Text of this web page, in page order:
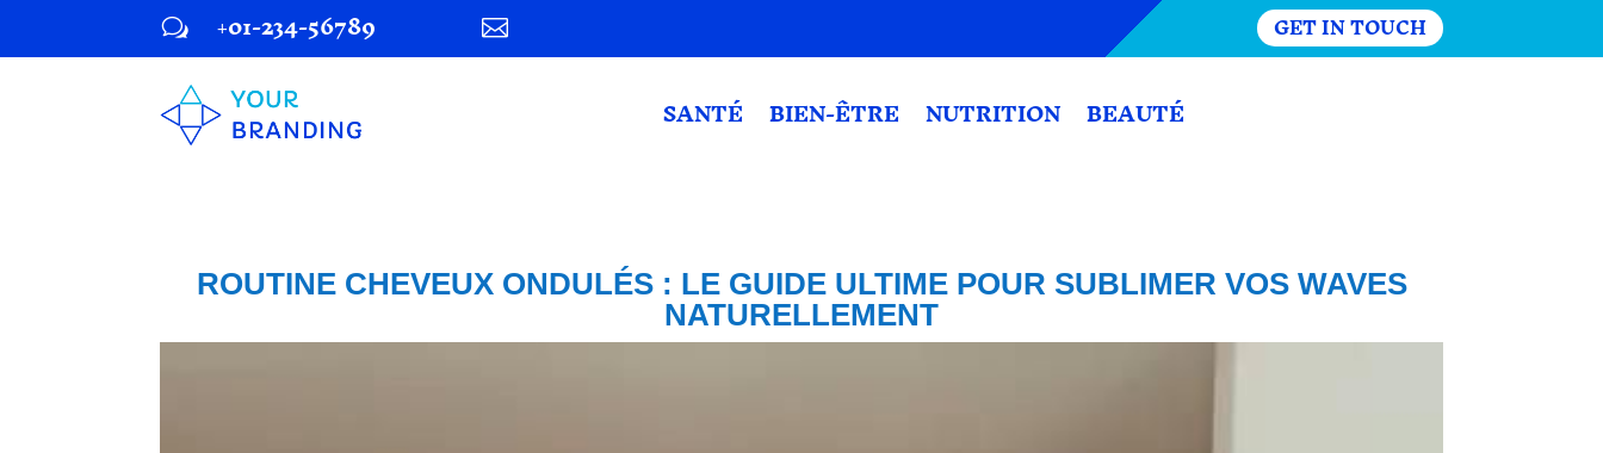
w +01-234-56789  GET IN TOUCH
SANTÉ BIEN-ÊTRE NUTRITION BEAUTÉ
ROUTINE CHEVEUX ONDULÉS : LE GUIDE ULTIME POUR SUBLIMER VOS WAVES
NATURELLEMENT